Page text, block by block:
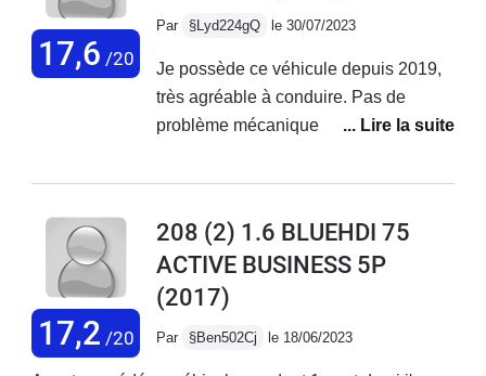
17,6 /20
Par §Lyd224gQ le 30/07/2023
Je possède ce véhicule depuis 2019,
très agréable à conduire. Pas de
problème mécanique rencontré, seule
qui m'a quand même coûté 800€.
mais je déconseille aux usagers qui
empruntent régulièrement l'autoroute il
manque vraiment une 6ème vitesse,
ce véhicule. La finition est très belle, je
17,2 /20
208 (2) 1.6 BLUEHDI 75
ACTIVE BUSINESS 5P
(2017)
Par §Ben502Cj le 18/06/2023